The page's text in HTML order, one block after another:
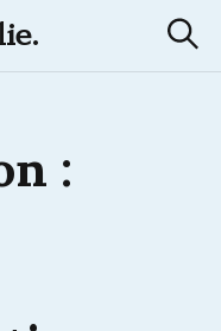
e
: